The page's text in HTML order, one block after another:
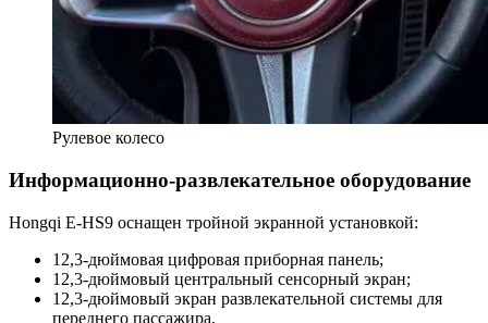
Рулевое колесо
Информационно-развлекательное оборудование
Hongqi E-HS9 оснащен тройной экранной установкой:
12,3-дюймовая цифровая приборная панель;
12,3-дюймовый центральный сенсорный экран;
12,3-дюймовый экран развлекательной системы для
переднего пассажира.